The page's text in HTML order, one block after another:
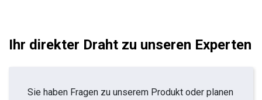
Ihr direkter Draht zu unseren Experten
Sie haben Fragen zu unserem Produkt oder planen